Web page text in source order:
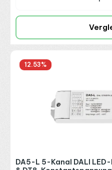
12.53%
DA5-L 5-Kanal DALI LED-